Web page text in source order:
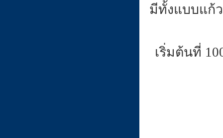
มีทั้งแบบแก้
เริ่มต้นที่